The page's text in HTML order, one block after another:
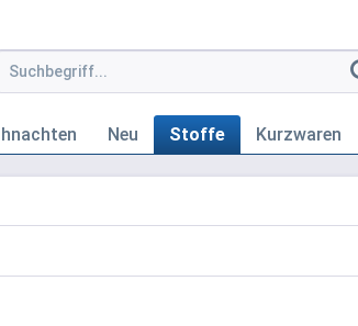
Neu Stoffe Kurzwaren